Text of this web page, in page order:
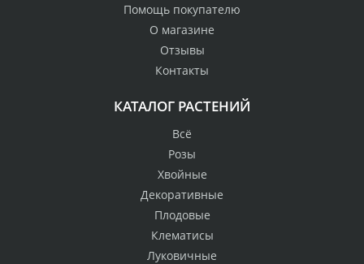
Помощь покупателю
О магазине
Отзывы
Контакты
КАТАЛОГ РАСТЕНИЙ
Всё
Розы
Хвойные
Декоративные
Плодовые
Клематисы
Луковичные